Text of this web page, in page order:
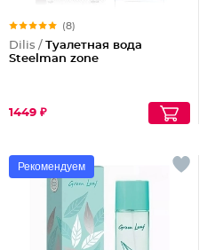
(8)
Dilis / Туалетная вода
Steelman zone
1449 ₽
Рекомендуем